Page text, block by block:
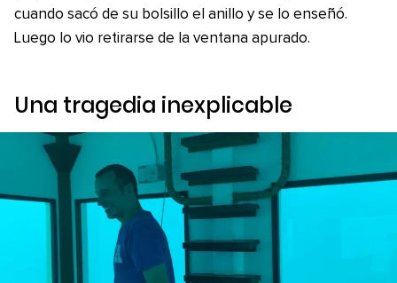
cuando sacó de su bolsillo el anillo y se lo enseñó.
Luego lo vio retirarse de la ventana apurado.
Una tragedia inexplicable